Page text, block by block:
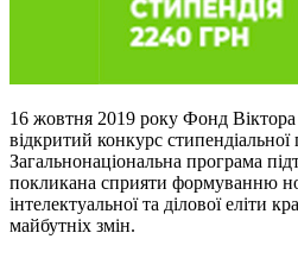
16 жовтня 2019 року Фонд
відкритий конкурс
Загальнонаціональна програма
покликана сприяти формуванню
інтелектуальної та ділової еліти
майбутніх змін.